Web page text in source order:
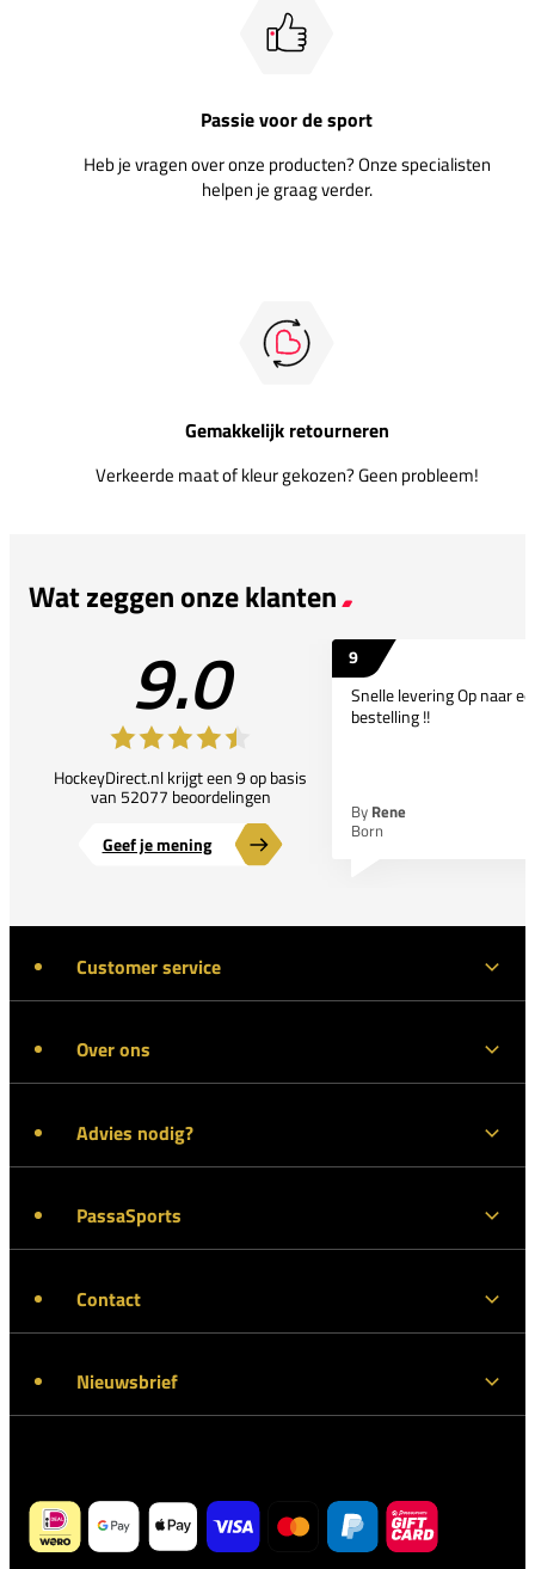
Passie voor de sport
Heb je vragen over onze producten? Onze specialisten
helpen je graag verder.
Gemakkelijk retourneren
Verkeerde maat of kleur gekozen? Geen probleem!
Wat zeggen onze klanten
9.0
HockeyDirect.nl krijgt een 9 op basis
van 52077 beoordelingen
Geef je mening
9
Snelle levering Op naar
bestelling !!
By Rene
Born
Customer service
Over ons
Advies nodig?
PassaSports
Contact
Nieuwsbrief